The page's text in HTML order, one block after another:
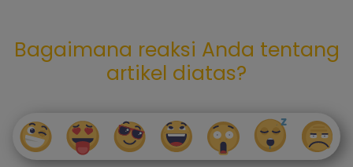
Bagaimana reaksi Anda tentang
artikel diatas?